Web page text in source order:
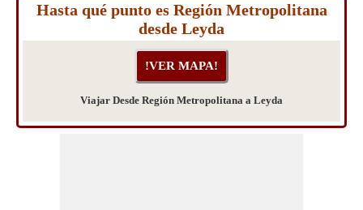
Hasta qué punto es Región Metropolitana
desde Leyda
Viajar Desde Región Metropolitana a Leyda